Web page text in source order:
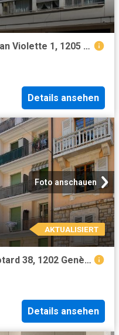
apartment For rent at Rue Jean Violette 1, 1205 Genève
Details ansehen
Foto anschauen
AKTUALISIERT
apartment For rent at Rue Liotard 38, 1202 Genève
Details ansehen